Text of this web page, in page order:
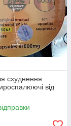
схуднення
від